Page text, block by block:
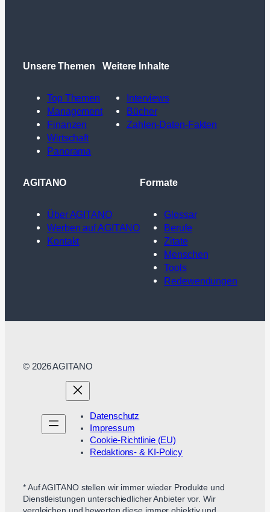
Unsere Themen
Top Themen
Management
Finanzen
Wirtschaft
Panorama
Weitere Inhalte
Interviews
Bücher
Zahlen-Daten-Fakten
AGITANO
Über AGITANO
Werben auf AGITANO
Kontakt
Formate
Glossar
Berufe
Zitate
Menschen
Tools
Redewendungen
© 2026 AGITANO
Datenschutz
Impressum
Cookie-Richtlinie (EU)
Redaktions- & KI-Policy
* Auf AGITANO stellen wir immer wieder Produkte und
Dienstleistungen unterschiedlicher Anbieter vor. Wir
vergleichen und bewerten diese immer objektiv und